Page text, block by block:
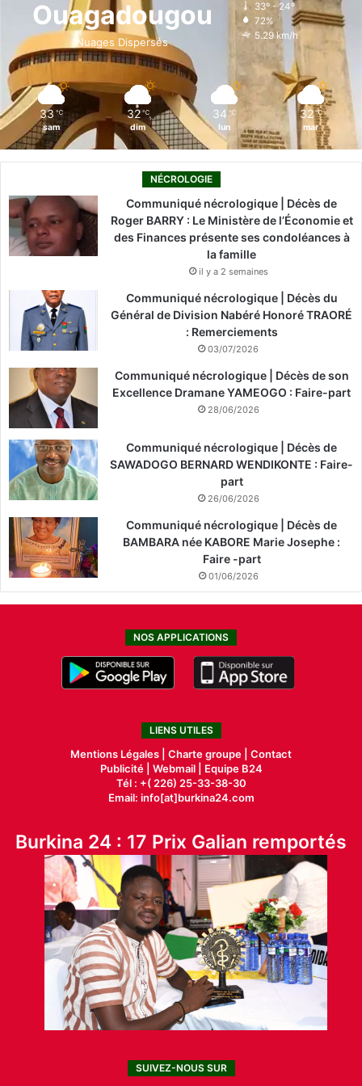
o
k
i
n
r
Ouagadougou
Nuages Dispersés
33º - 24º
72%
5.29 km/h
33 ℃
sam
32 ℃
dim
34 ℃
lun
32 ℃
mar
NÉCROLOGIE
Communiqué nécrologique | Décès de
Roger BARRY : Le Ministère de l’Économie et
des Finances présente ses condoléances à
la famille
il y a 2 semaines
Communiqué nécrologique | Décès du
Général de Division Nabéré Honoré TRAORÉ
: Remerciements
03/07/2026
Communiqué nécrologique | Décès de son
Excellence Dramane YAMEOGO : Faire-part
28/06/2026
Communiqué nécrologique | Décès de
SAWADOGO BERNARD WENDIKONTE : Faire-
part
26/06/2026
Communiqué nécrologique | Décès de
BAMBARA née KABORE Marie Josephe :
Faire -part
01/06/2026
NOS APPLICATIONS
LIENS UTILES
Mentions Légales | Charte groupe | Contact
Publicité| Webmail |
Equipe B24
Tél : +( 226) 25-33-38-30
Email: info[at]burkina24.com
Burkina 24 : 17 Prix Galian remportés
SUIVEZ-NOUS SUR